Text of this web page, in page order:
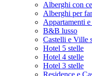
Alberghi con
Alberghi per
Appartamenti
B&B lusso
Castelli e Ville
Hotel 5 stelle
Hotel 4 stelle
Hotel 3 stelle